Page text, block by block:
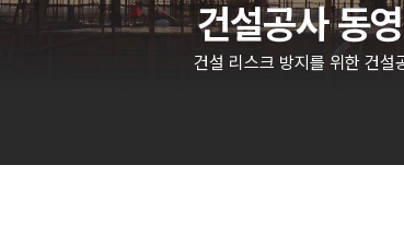
건설공사 동
건설 리스크 방지를 위한 건설